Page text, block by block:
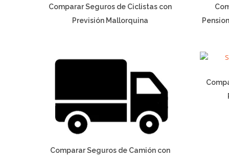
Comparar Seguros de Ciclistas con
Previsión Mallorquina
Comparar Seguros de Camión con